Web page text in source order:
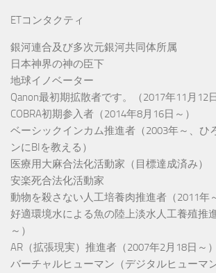
ETコンタクティ
銀河連合及び多次元銀河共同体所属
日本神界の神の臣下
地球イノベーター
Qanon最初期拡散者です。（2017年11月12日
COBRA初期参入者（2014年8月16日～）
ベーシックインカム推進者（2003年～、ひ
ンにBIを教える）
医療用大麻合法化活動家（目標達成済み）
安楽死合法化活動家
動物を殺さない人工培養肉推進者（2011年
好適環境水による魚の陸上淡水人工養殖推
～）
AR（拡張現実）推進者（2007年2月18日～）
バーチャルヒューマン（デジタルヒューマ